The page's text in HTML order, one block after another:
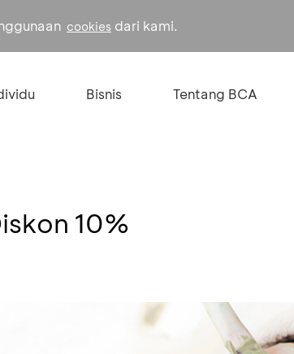
cookies dari kami.
Bisnis Tentang BCA
10%